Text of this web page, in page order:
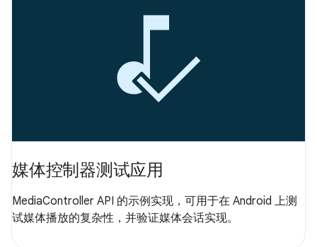
媒体控制器测试应用
MediaController API 的示例实现，可用于在 Android 上测
试媒体播放的复杂性，并验证媒体会话实现。